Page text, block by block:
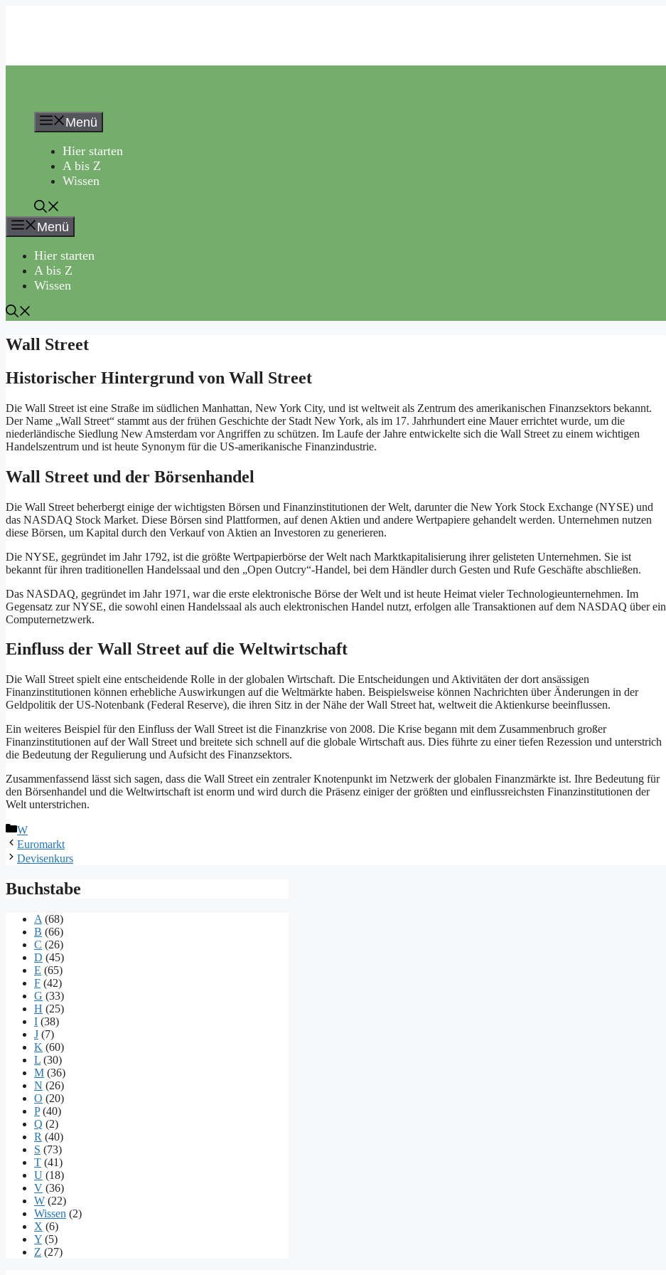
Menü
Hier starten
A bis Z
Wissen
Menü
Hier starten
A bis Z
Wissen
Wall Street
Historischer Hintergrund von Wall Street
Die Wall Street ist eine Straße im südlichen Manhattan, New York City, und ist weltweit als Zentrum des amerikanischen Finanzsektors bekannt.
Der Name „Wall Street“ stammt aus der frühen Geschichte der Stadt New York, als im 17. Jahrhundert eine Mauer errichtet wurde, um die
niederländische Siedlung New Amsterdam vor Angriffen zu schützen. Im Laufe der Jahre entwickelte sich die Wall Street zu einem wichtigen
Handelszentrum und ist heute Synonym für die US-amerikanische Finanzindustrie.
Wall Street und der Börsenhandel
Die Wall Street beherbergt einige der wichtigsten Börsen und Finanzinstitutionen der Welt, darunter die New York Stock Exchange (NYSE) und
das NASDAQ Stock Market. Diese Börsen sind Plattformen, auf denen Aktien und andere Wertpapiere gehandelt werden. Unternehmen nutzen
diese Börsen, um Kapital durch den Verkauf von Aktien an Investoren zu generieren.
Die NYSE, gegründet im Jahr 1792, ist die größte Wertpapierbörse der Welt nach Marktkapitalisierung ihrer gelisteten Unternehmen. Sie ist
bekannt für ihren traditionellen Handelssaal und den „Open Outcry“-Handel, bei dem Händler durch Gesten und Rufe Geschäfte abschließen.
Das NASDAQ, gegründet im Jahr 1971, war die erste elektronische Börse der Welt und ist heute Heimat vieler Technologieunternehmen. Im
Gegensatz zur NYSE, die sowohl einen Handelssaal als auch elektronischen Handel nutzt, erfolgen alle Transaktionen auf dem NASDAQ über ein
Computernetzwerk.
Einfluss der Wall Street auf die Weltwirtschaft
Die Wall Street spielt eine entscheidende Rolle in der globalen Wirtschaft. Die Entscheidungen und Aktivitäten der dort ansässigen
Finanzinstitutionen können erhebliche Auswirkungen auf die Weltmärkte haben. Beispielsweise können Nachrichten über Änderungen in der
Geldpolitik der US-Notenbank (Federal Reserve), die ihren Sitz in der Nähe der Wall Street hat, weltweit die Aktienkurse beeinflussen.
Ein weiteres Beispiel für den Einfluss der Wall Street ist die Finanzkrise von 2008. Die Krise begann mit dem Zusammenbruch großer
Finanzinstitutionen auf der Wall Street und breitete sich schnell auf die globale Wirtschaft aus. Dies führte zu einer tiefen Rezession und unterstrich
die Bedeutung der Regulierung und Aufsicht des Finanzsektors.
Zusammenfassend lässt sich sagen, dass die Wall Street ein zentraler Knotenpunkt im Netzwerk der globalen Finanzmärkte ist. Ihre Bedeutung für
den Börsenhandel und die Weltwirtschaft ist enorm und wird durch die Präsenz einiger der größten und einflussreichsten Finanzinstitutionen der
Welt unterstrichen.
Kategorien
W
Euromarkt
Devisenkurs
Buchstabe
A (68)
B (66)
C (26)
D (45)
E (65)
F (42)
G (33)
H (25)
I (38)
J (7)
K (60)
L (30)
M (36)
N (26)
O (20)
P(40)
Q (2)
R (40)
S (73)
T (41)
U (18)
V (36)
W (22)
Wissen (2)
X (6)
Y (5)
Z (27)